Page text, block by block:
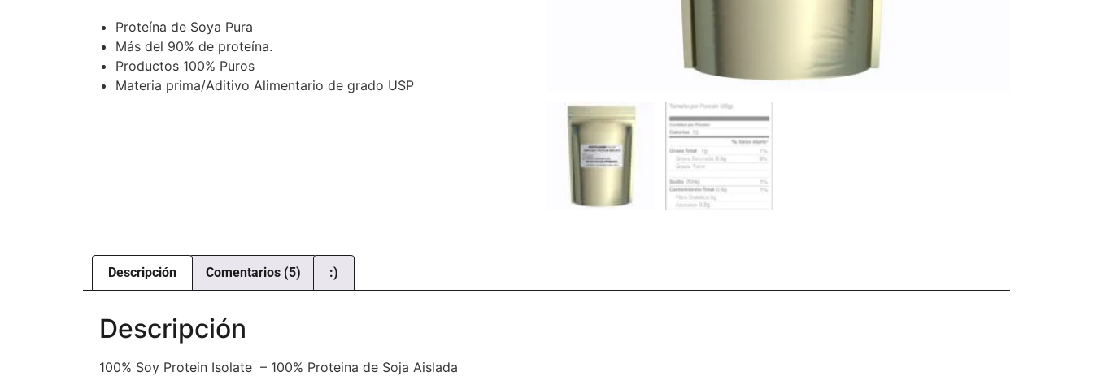
Proteína de Soya Pura
Más del 90% de proteína.
Productos 100% Puros
Materia prima/Aditivo Alimentario de grado USP
Descripción Comentarios (5) :)
Descripción
100% Soy Protein Isolate – 100% Proteina de Soja Aislada